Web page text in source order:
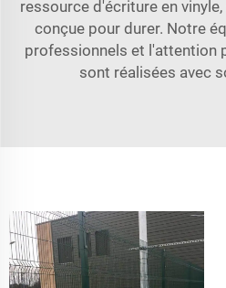
ressource d'écriture en
conçue pour durer. Notre
professionnels et l'attention
sont réalisées avec